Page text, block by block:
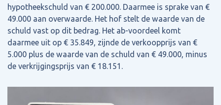
hypotheekschuld van € 200.000. Daarmee is sprake van €
49.000 aan overwaarde. Het hof stelt de waarde van de
schuld vast op dit bedrag. Het ab-voordeel komt
daarmee uit op € 35.849, zijnde de verkoopprijs van €
5.000 plus de waarde van de schuld van € 49.000, minus
de verkrijgingsprijs van € 18.151.